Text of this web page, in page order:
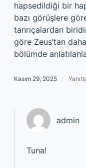
hapsedildiği bir
bazı görüşlere
tanrıçalardan
göre Zeus’tan
bölümde
Kasım 29, 2025
admin
Tuna!